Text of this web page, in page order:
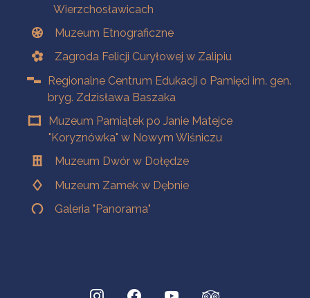
Wierzchosławicach
Muzeum Etnograficzne
Zagroda Felicji Curyłowej w Zalipiu
Regionalne Centrum Edukacji o Pamięci im. gen.
bryg. Zdzisława Baszaka
Muzeum Pamiątek po Janie Matejce
"Koryznówka" w Nowym Wiśniczu
Muzeum Dwór w Dołędze
Muzeum Zamek w Dębnie
Galeria "Panorama"